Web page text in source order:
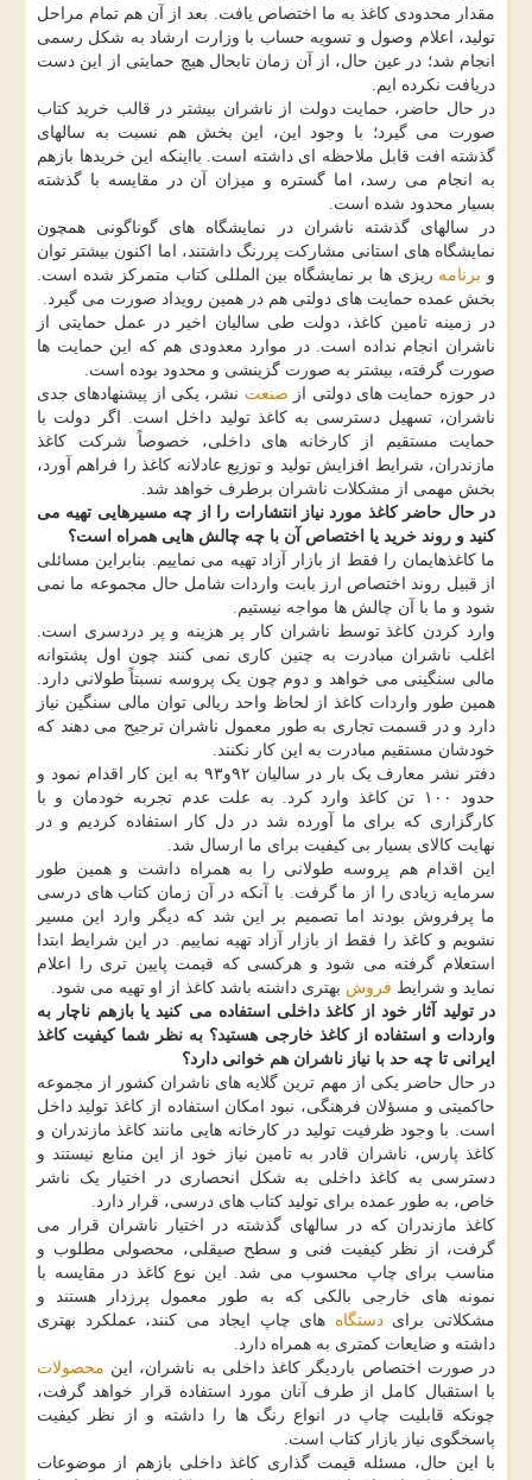
مقدار محدودی کاغذ به ما اختصاص یافت. بعد از آن هم تمام مراحل
تولید، اعلام وصول و تسویه حساب با وزارت ارشاد به شکل رسمی
انجام شد؛ در عین حال، از آن زمان تابحال هیچ حمایتی از این دست
دریافت نکرده ایم.
در حال حاضر، حمایت دولت از ناشران بیشتر در قالب خرید کتاب
صورت می گیرد؛ با وجود این، این بخش هم نسبت به سالهای
گذشته افت قابل ملاحظه ای داشته است. بااینکه این خریدها بازهم
به انجام می رسد، اما گستره و میزان آن در مقایسه با گذشته
بسیار محدود شده است.
در سالهای گذشته ناشران در نمایشگاه های گوناگونی همچون
نمایشگاه های استانی مشارکت پررنگ داشتند، اما اکنون بیشتر توان
و برنامه ریزی ها بر نمایشگاه بین المللی کتاب متمرکز شده است.
بخش عمده حمایت های دولتی هم در همین رویداد صورت می گیرد.
در زمینه تامین کاغذ، دولت طی سالیان اخیر در عمل حمایتی از
ناشران انجام نداده است. در موارد معدودی هم که این حمایت ها
صورت گرفته، بیشتر به صورت گزینشی و محدود بوده است.
در حوزه حمایت های دولتی از صنعت نشر، یکی از پیشنهادهای جدی
ناشران، تسهیل دسترسی به کاغذ تولید داخل است. اگر دولت با
حمایت مستقیم از کارخانه های داخلی، خصوصاً شرکت کاغذ
مازندران، شرایط افزایش تولید و توزیع عادلانه کاغذ را فراهم آورد،
بخش مهمی از مشکلات ناشران برطرف خواهد شد.
در حال حاضر کاغذ مورد نیاز انتشارات را از چه مسیرهایی تهیه می
کنید و روند خرید یا اختصاص آن با چه چالش هایی همراه است؟
ما کاغذهایمان را فقط از بازار آزاد تهیه می نماییم. بنابراین مسائلی
از قبیل روند اختصاص ارز بابت واردات شامل حال مجموعه ما نمی
شود و ما با آن چالش ها مواجه نیستیم.
وارد کردن کاغذ توسط ناشران کار پر هزینه و پر دردسری است.
اغلب ناشران مبادرت به چنین کاری نمی کنند چون اول پشتوانه
مالی سنگینی می خواهد و دوم چون یک پروسه نسبتاً طولانی دارد.
همین طور واردات کاغذ از لحاظ واحد ریالی توان مالی سنگین نیاز
دارد و در قسمت تجاری به طور معمول ناشران ترجیح می دهند که
خودشان مستقیم مبادرت به این کار نکنند.
دفتر نشر معارف یک بار در سالیان ۹۲و۹۳ به این کار اقدام نمود و
حدود ۱۰۰ تن کاغذ وارد کرد. به علت عدم تجربه خودمان و با
کارگزاری که برای ما آورده شد در دل کار استفاده کردیم و در
نهایت کالای بسیار بی کیفیت برای ما ارسال شد.
این اقدام هم پروسه طولانی را به همراه داشت و همین طور
سرمایه زیادی را از ما گرفت. با آنکه در آن زمان کتاب های درسی
ما پرفروش بودند اما تصمیم بر این شد که دیگر وارد این مسیر
نشویم و کاغذ را فقط از بازار آزاد تهیه نماییم. در این شرایط ابتدا
استعلام گرفته می شود و هرکسی که قیمت پایین تری را اعلام
نماید و شرایط فروش بهتری داشته باشد کاغذ از او تهیه می شود.
در تولید آثار خود از کاغذ داخلی استفاده می کنید یا بازهم ناچار به
واردات و استفاده از کاغذ خارجی هستید؟ به نظر شما کیفیت کاغذ
ایرانی تا چه حد با نیاز ناشران هم خوانی دارد؟
در حال حاضر یکی از مهم ترین گلایه های ناشران کشور از مجموعه
حاکمیتی و مسؤلان فرهنگی، نبود امکان استفاده از کاغذ تولید داخل
است. با وجود ظرفیت تولید در کارخانه هایی مانند کاغذ مازندران و
کاغذ پارس، ناشران قادر به تامین نیاز خود از این منابع نیستند و
دسترسی به کاغذ داخلی به شکل انحصاری در اختیار یک ناشر
خاص، به طور عمده برای تولید کتاب های درسی، قرار دارد.
کاغذ مازندران که در سالهای گذشته در اختیار ناشران قرار می
گرفت، از نظر کیفیت فنی و سطح صیقلی، محصولی مطلوب و
مناسب برای چاپ محسوب می شد. این نوع کاغذ در مقایسه با
نمونه های خارجی بالکی که به طور معمول پرزدار هستند و
مشکلاتی برایدستگاه های چاپ ایجاد می کنند، عملکرد بهتری
داشته و ضایعات کمتری به همراه دارد.
در صورت اختصاص باردیگر کاغذ داخلی به ناشران، این محصولات
با استقبال کامل از طرف آنان مورد استفاده قرار خواهد گرفت،
چونکه قابلیت چاپ در انواع رنگ ها را داشته و از نظر کیفیت
پاسخگوی نیاز بازار کتاب است.
با این حال، مسئله قیمت گذاری کاغذ داخلی بازهم از موضوعات